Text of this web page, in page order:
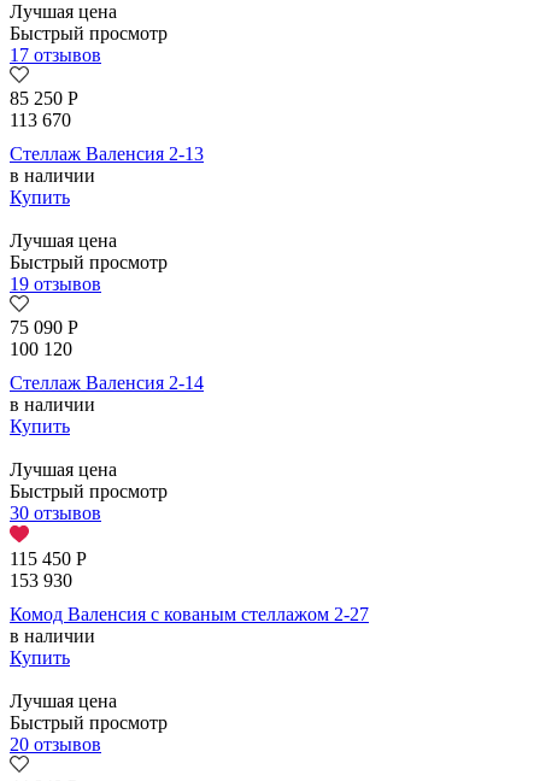
Лучшая цена
Быстрый просмотр
17 отзывов
85 250 Р
113 670
Стеллаж Валенсия 2-13
в наличии
Купить
Лучшая цена
Быстрый просмотр
19 отзывов
75 090 Р
100 120
Стеллаж Валенсия 2-14
в наличии
Купить
Лучшая цена
Быстрый просмотр
30 отзывов
115 450 Р
153 930
Комод Валенсия с кованым стеллажом 2-27
в наличии
Купить
Лучшая цена
Быстрый просмотр
20 отзывов